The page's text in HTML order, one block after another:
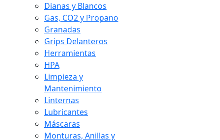
Dianas y Blancos
Gas, CO2 y Propano
Granadas
Grips Delanteros
Herramientas
HPA
Limpieza y
Mantenimiento
Linternas
Lubricantes
Máscaras
Monturas, Anillas y